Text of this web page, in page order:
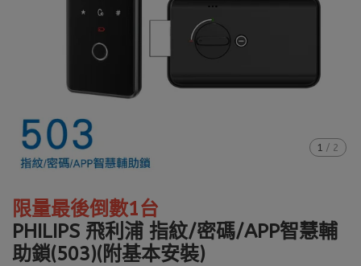
1 / 2
限量最後倒數1台
PHILIPS 飛利浦 指紋/密碼/APP智慧輔
助鎖(503)(附基本安裝)